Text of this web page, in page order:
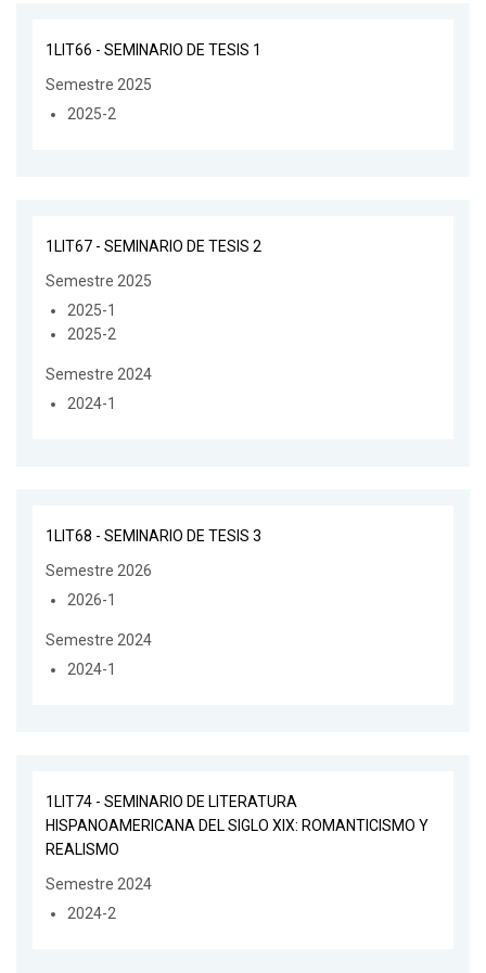
1LIT66 - SEMINARIO DE TESIS 1
Semestre 2025
2025-2
1LIT67 - SEMINARIO DE TESIS 2
Semestre 2025
2025-1
2025-2
Semestre 2024
2024-1
1LIT68 - SEMINARIO DE TESIS 3
Semestre 2026
2026-1
Semestre 2024
2024-1
1LIT74 - SEMINARIO DE LITERATURA
HISPANOAMERICANA DEL SIGLO XIX: ROMANTICISMO Y
REALISMO
Semestre 2024
2024-2